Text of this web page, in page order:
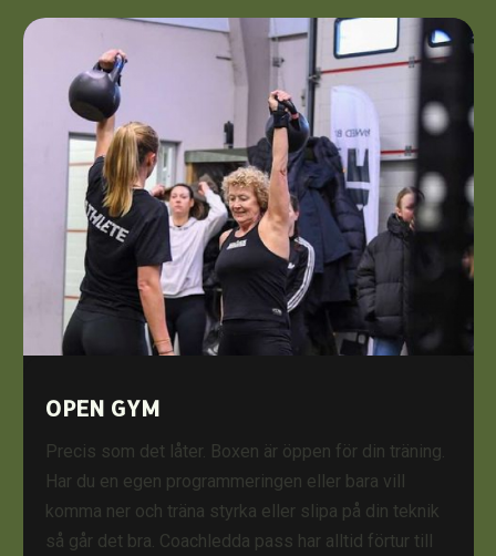
OPEN GYM
Precis som det låter. Boxen är öppen för din träning.
Har du en egen programmeringen eller bara vill
komma ner och träna styrka eller slipa på din teknik
så går det bra. Coachledda pass har alltid förtur till